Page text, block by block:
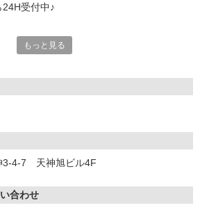
24H受付中♪
、メールorお電話でご連絡します。
など）・出張面接・事務所面接と選べま
）
学の調整もOKです！
もっと見る
3-4-7 天神旭ビル4F
合わせ